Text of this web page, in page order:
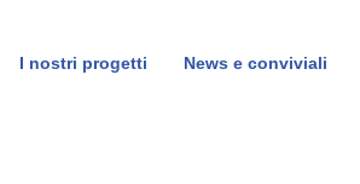
I nostri progetti News e conviviali